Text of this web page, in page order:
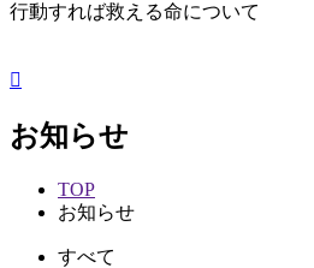
行動すれば救える命について
お知らせ
TOP
お知らせ
すべて